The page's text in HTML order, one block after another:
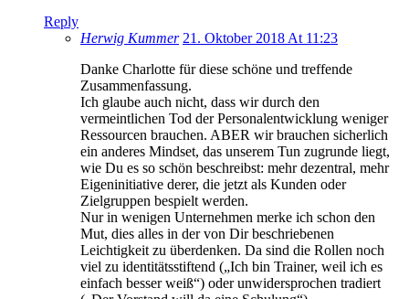
Reply
Herwig Kummer 21. Oktober 2018 At 11:23
Danke Charlotte für diese schöne und treffende
Zusammenfassung.
Ich glaube auch nicht, dass wir durch den
vermeintlichen Tod der Personalentwicklung weniger
Ressourcen brauchen. ABER wir brauchen sicherlich
ein anderes Mindset, das unserem Tun zugrunde liegt,
wie Du es so schön beschreibst: mehr dezentral, mehr
Eigeninitiative derer, die jetzt als Kunden oder
Zielgruppen bespielt werden.
Nur in wenigen Unternehmen merke ich schon den
Mut, dies alles in der von Dir beschriebenen
Leichtigkeit zu überdenken. Da sind die Rollen noch
viel zu identitätsstiftend („Ich bin Trainer, weil ich es
einfach besser weiß“) oder unwidersprochen tradiert